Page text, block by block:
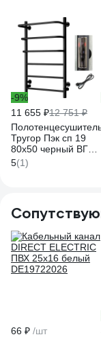
-9%
11 655 ₽12 751 ₽
Тругор Пэк сп 19
80х50 черный ВГП -
сенсор
НФ-00000248
5(1)
66 ₽ /шт